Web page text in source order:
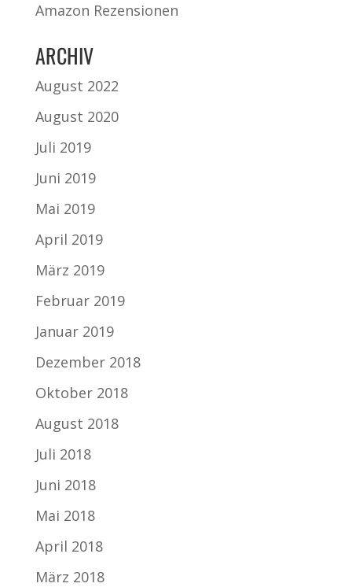
Amazon Rezensionen
ARCHIV
August 2022
August 2020
Juli 2019
Juni 2019
Mai 2019
April 2019
März 2019
Februar 2019
Januar 2019
Dezember 2018
Oktober 2018
August 2018
Juli 2018
Juni 2018
Mai 2018
April 2018
März 2018